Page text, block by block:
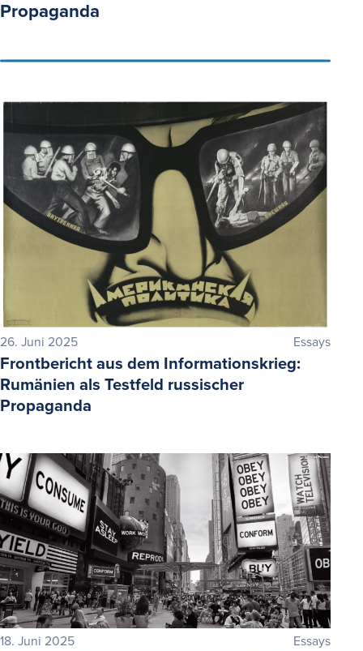
Propaganda
26. Juni 2025 Essays
Frontbericht aus dem Informationskrieg:
Rumänien als Testfeld russischer
Propaganda
18. Juni 2025 Essays